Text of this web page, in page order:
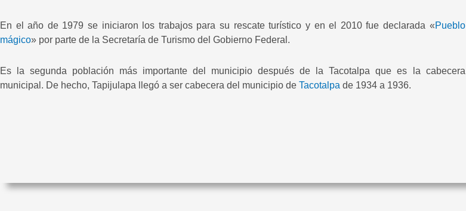
En el año de 1979 se iniciaron los trabajos para su rescate turístico y en el 2010 fue declarada «Pueblo
mágico» por parte de la Secretaría de Turismo del Gobierno Federal.
Es la segunda población más importante del municipio después de la Tacotalpa que es la cabecera
municipal. De hecho, Tapijulapa llegó a ser cabecera del municipio de Tacotalpa de 1934 a 1936.